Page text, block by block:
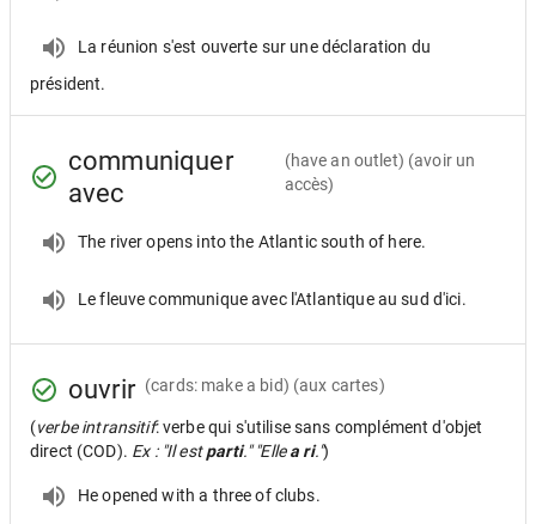
La réunion s'est ouverte sur une déclaration du
président.
communiquer
avec
(have an outlet) (avoir un
accès)
The river opens into the Atlantic south of here.
Le fleuve communique avec l'Atlantique au sud d'ici.
ouvrir (cards: make a bid) (aux cartes)
(verbe intransitif: verbe qui s'utilise sans complément d'objet
direct (COD). Ex : "Il estparti." "Ellea ri.")
He opened with a three of clubs.